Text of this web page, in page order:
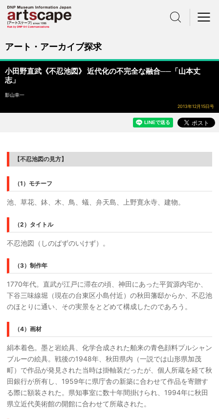
アート・アーカイブ探求
小田野直武《不忍池図》 近代化の不完全な融合──「山本丈
志」
影山幸一
2013年12月15日号
【不忍池図の見方】
（1）モチーフ
池、草花、鉢、木、鳥、蟻、弁天島、上野寛永寺、建物。
（2）タイトル
不忍池図（しのばずのいけず）。
（3）制作年
1770年代。直武が江戸に滞在の頃、神田にあった平賀源内宅か、
下谷三味線堀（現在の台東区小島付近）の秋田藩邸からか、不忍池
のほとりに通い、その実景をとどめて構成したのであろう。
（4）画材
絹本着色。墨と岩絵具、化学合成された舶来の青色顔料プルシャン
ブルーの絵具。戦後の1948年、秋田県内（一説では山形県加茂
町）で作品が発見された当時は掛軸装だったが、個人所蔵を経て秋
田銀行が所有し、1959年に県庁舎の新築に合わせて作品を寄贈す
る際に額装された。県知事室に数十年間掛けられ、1994年に秋田
県立近代美術館の開館に合わせて所蔵された。
サイト内検索